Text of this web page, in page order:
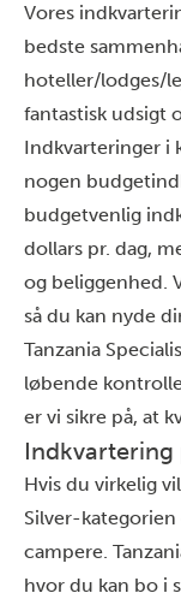
Vores
bedste
hoteller/lodges/
fantastisk udsigt
Indkvarteringer i
nogen
budgetvenlig
dollars pr. dag,
og beliggenhed.
så du kan nyde
Tanzania
løbende
er vi sikre på, at
Indkvartering
Hvis du virkelig
Silver-kategorien
campere.
hvor du kan bo i